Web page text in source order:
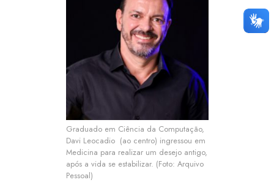
Graduado em Ciência da Computação,
Davi Leocadio (ao centro) ingressou em
Medicina para realizar um desejo antigo,
após a vida se estabilizar. (Foto: Arquivo
Pessoal)